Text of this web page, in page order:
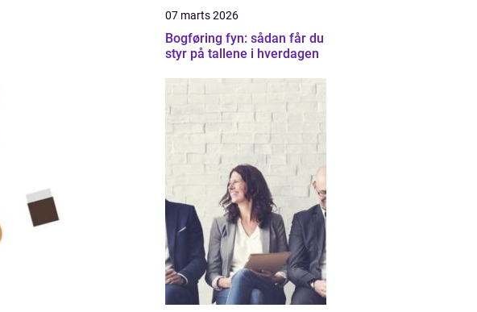
07 marts 2026
Bogføring fyn: sådan får du
styr på tallene i hverdagen